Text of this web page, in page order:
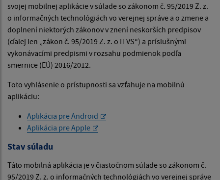
svojej mobilnej aplikácie v súlade so zákonom č. 95/2019 Z. z.
o informačných technológiách vo verejnej správe a o zmene a
doplnení niektorých zákonov v znení neskorších predpisov
(ďalej len „zákon č. 95/2019 Z. z. o ITVS“) a príslušnými
vykonávacími predpismi v rozsahu podmienok podľa
smernice (EÚ) 2016/2012.
Toto vyhlásenie o prístupnosti sa vzťahuje na mobilnú
aplikáciu:
Aplikácia pre Android
Aplikácia pre Apple
Stav súladu
Táto mobilná aplikácia je v čiastočnom súlade so zákonom č.
95/2019 Z. z. o informačných technológiách vo verejnej správe